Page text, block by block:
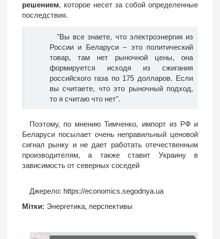
решением, которое несет за собой определенные
последствия.
"Вы все знаете, что электроэнергия из
России и Беларуси – это политический
товар, там нет рыночной цены, она
формируется исходя из сжигания
российского газа по 175 долларов. Если
вы считаете, что это рыночный подход,
то я считаю что нет".
Поэтому, по мнению Тимченко, импорт из РФ и
Беларуси посылает очень неправильный ценовой
сигнал рынку и не дает работать отечественным
производителям, а также ставит Украину в
зависимость от северных соседей
Джерело: https://economics.segodnya.ua
Мітки: Энергетика, перспективы